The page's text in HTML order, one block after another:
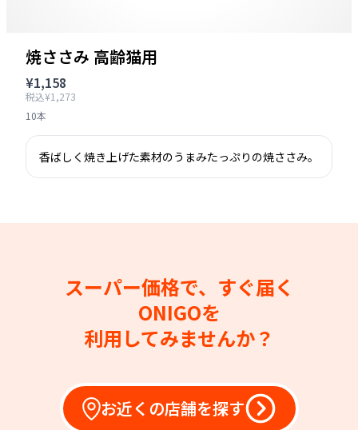
焼ささみ 高齢猫用
¥1,158
税込¥1,273
10本
香ばしく焼き上げた素材のうまみたっぷりの焼ささみ。
スーパー価格で、すぐ届く
ONIGOを
利用してみませんか？
お近くの店舗を探す